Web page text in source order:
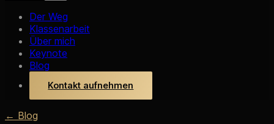
Der Weg
Klassenarbeit
Über mich
Keynote
Blog
Kontakt aufnehmen
← Blog